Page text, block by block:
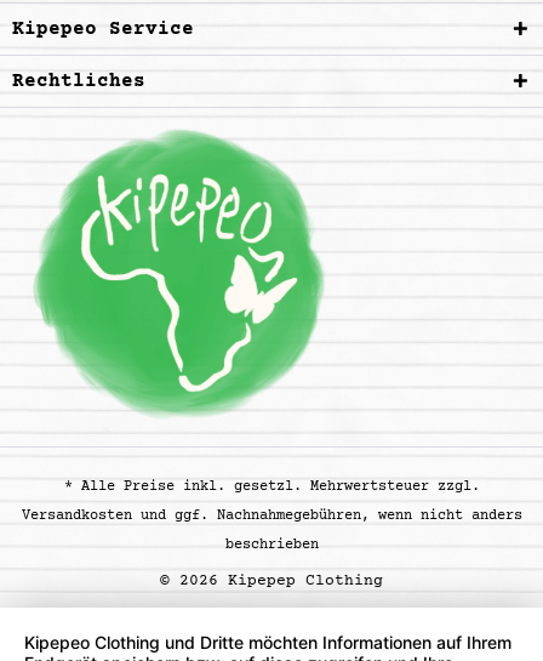
Kipepeo Service
Rechtliches
* Alle Preise inkl. gesetzl. Mehrwertsteuer zzgl.
Versandkostenund ggf. Nachnahmegebühren, wenn nicht anders
beschrieben
© 2026 Kipepep Clothing
Kipepeo Clothing und Dritte möchten Informationen auf Ihrem